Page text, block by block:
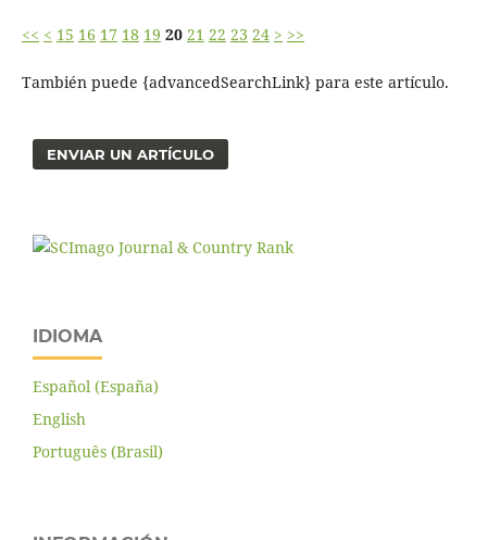
<< < 15 16 17 18 19 20 21 22 23 24 > >>
También puede {advancedSearchLink} para este artículo.
ENVIAR UN ARTÍCULO
IDIOMA
Español (España)
English
Português (Brasil)